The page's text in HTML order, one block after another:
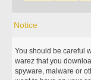
Notice
You should be careful
warez that you
spyware, malware or